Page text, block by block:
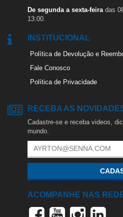
De segunda a sexta-feira das
13:00.
INSTITUCIONAL
Política de Devolução e
Fale Conosco
Política de Privacidade
RECEBA AS
Cadastre-se e receba videos,
mundo.
ACOMPANHE NAS